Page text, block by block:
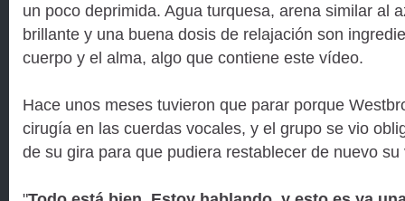
un poco deprimida. Agua turquesa, arena similar al
brillante y una buena dosis de relajación son
cuerpo y el alma, algo que contiene este vídeo.
Hace unos meses tuvieron que parar porque
cirugía en las cuerdas vocales, y el grupo se vio
de su gira para que pudiera restablecer de nuevo su